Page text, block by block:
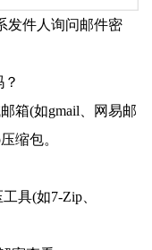
发件人询问邮件密
箱(如gmail、网易邮
缩包。
具(如7-Zip、